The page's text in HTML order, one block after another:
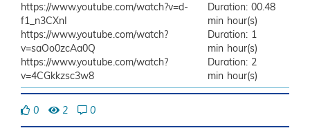
https://www.youtube.com/watch?v=d-
f1_n3CXnI
https://www.youtube.com/watch?
v=saOo0zcAa0Q
https://www.youtube.com/watch?
v=4CGkkzsc3w8
00.48
min
1
min
2
min
0 2 0